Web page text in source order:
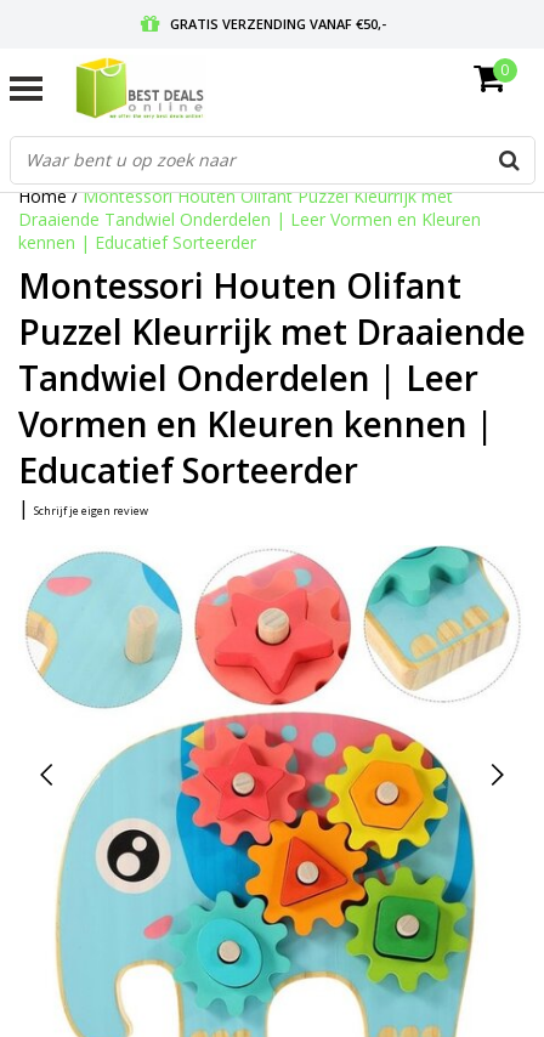
GRATIS VERZENDING VANAF €50,-
GRATIS RETOURNEREN EN 30 DAGEN BEDENKTIJD
0
Home/Montessori Houten Olifant Puzzel Kleurrijk met
Draaiende Tandwiel Onderdelen | Leer Vormen en Kleuren
kennen | Educatief Sorteerder
Montessori Houten Olifant
Puzzel Kleurrijk met Draaiende
Tandwiel Onderdelen | Leer
Vormen en Kleuren kennen |
Educatief Sorteerder
| Schrijf je eigen review